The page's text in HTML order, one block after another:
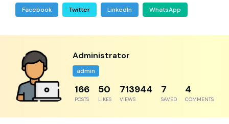
Facebook Twitter LinkedIn WhatsApp
Administrator
admin
204
POSTS
61
LIKES
878700
VIEWS
8
SAVED
5
COMMENTS